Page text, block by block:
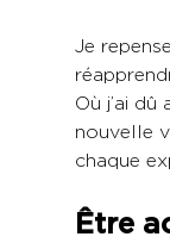
Je
Où j’ai dû
nouvelle
chaque
Être